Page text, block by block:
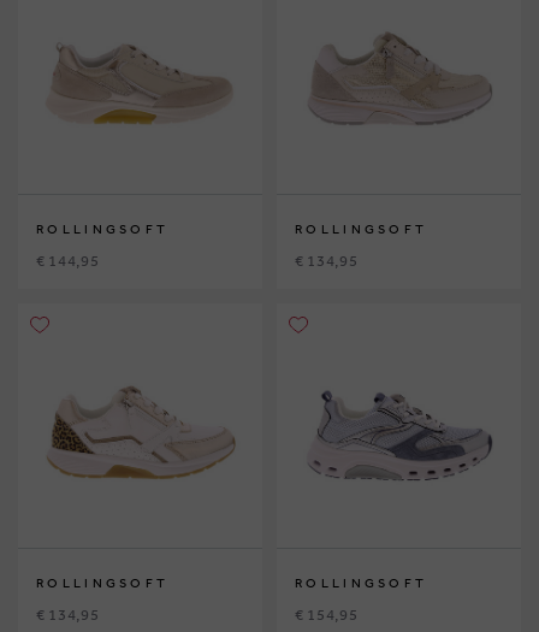
ROLLINGSOFT
€ 144,95
ROLLINGSOFT
€ 134,95
ROLLINGSOFT
€ 134,95
ROLLINGSOFT
€ 154,95